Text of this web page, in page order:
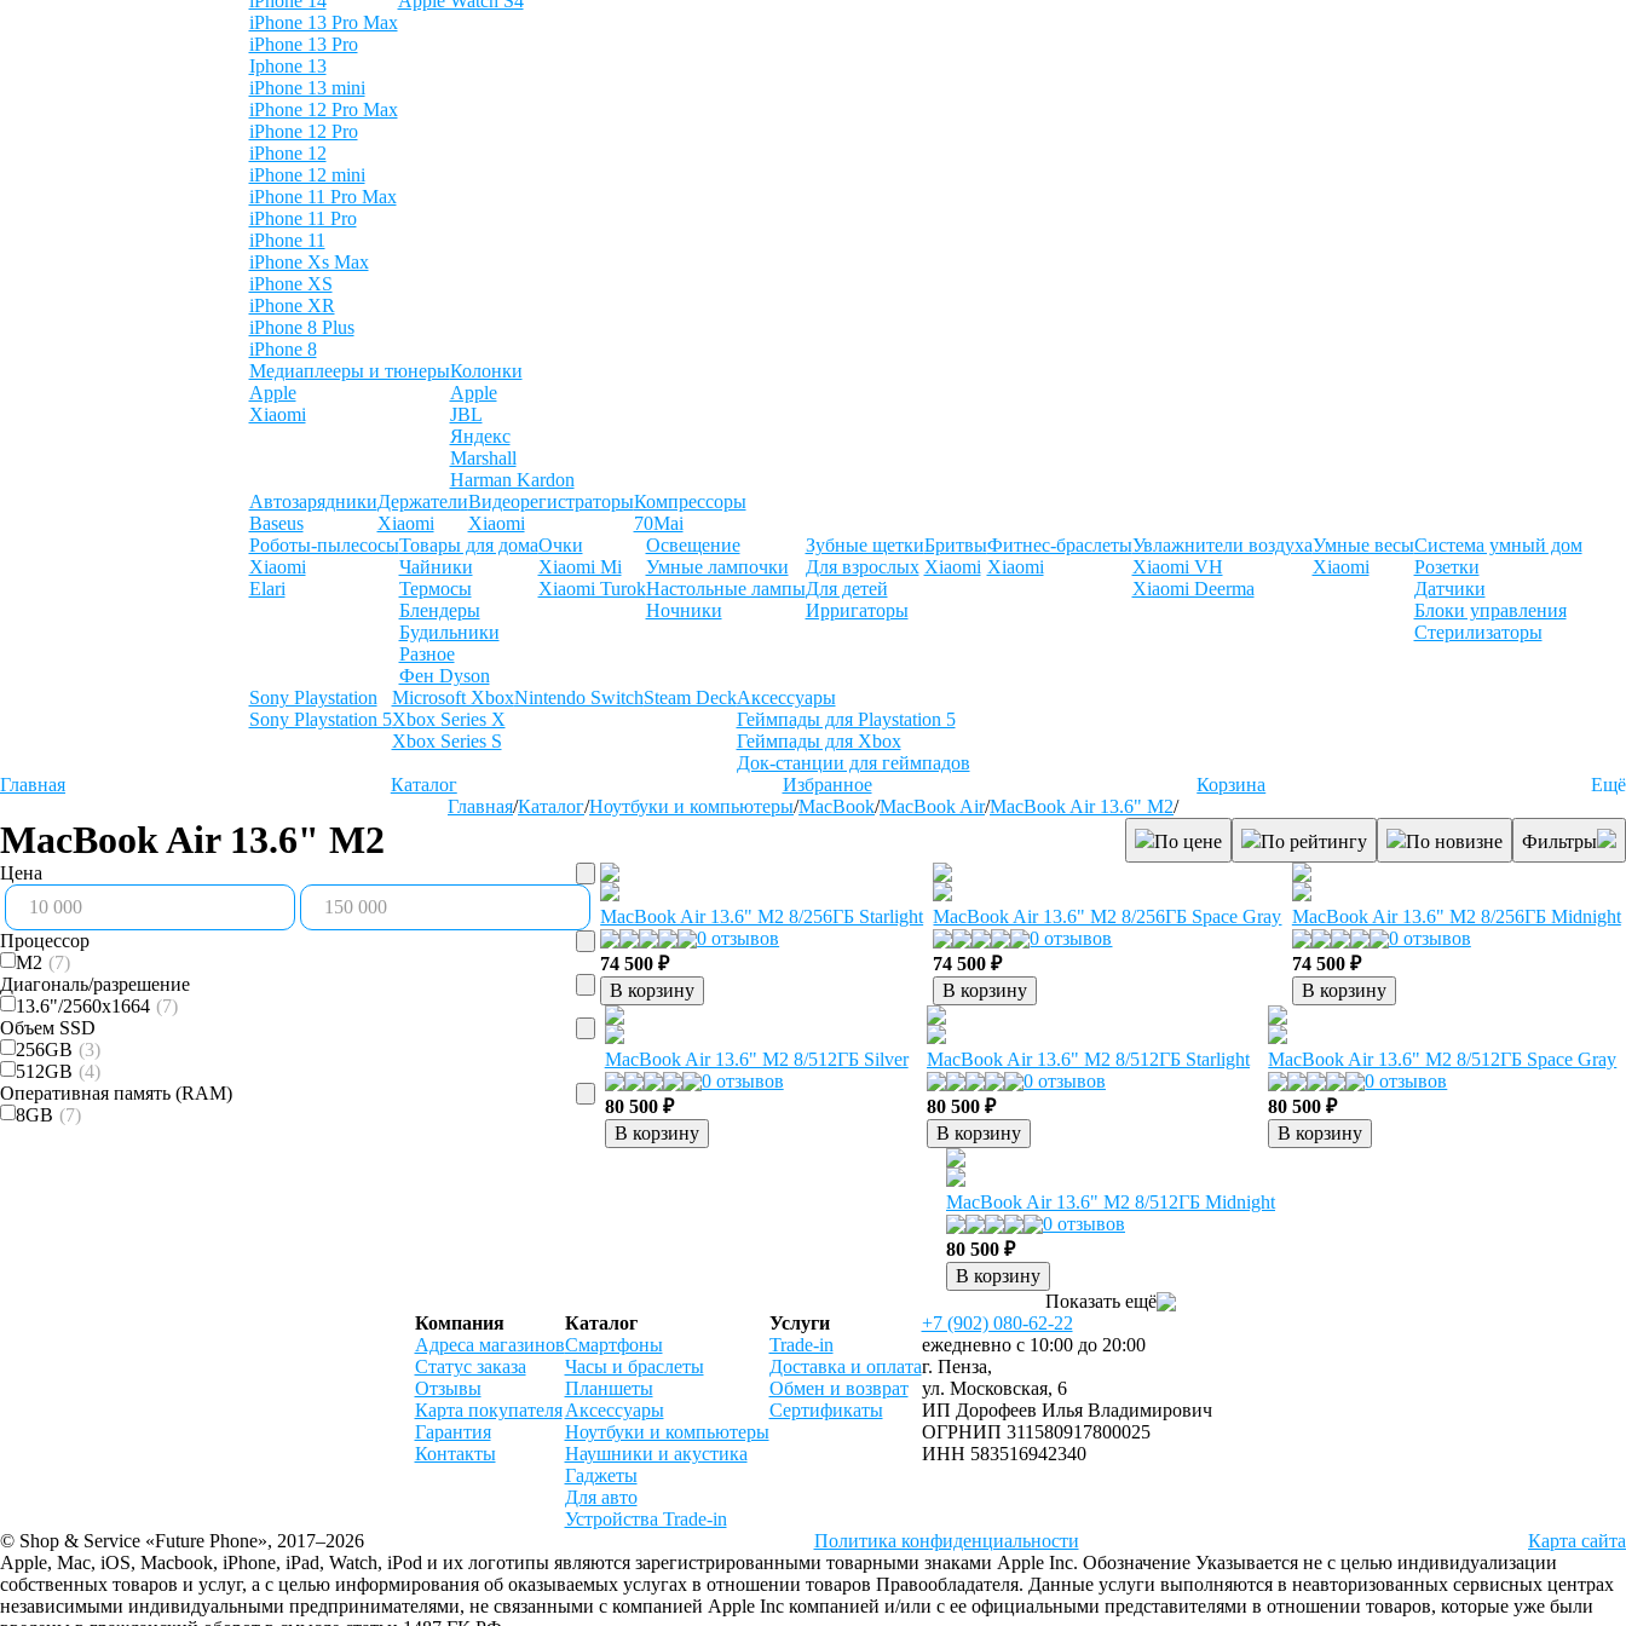
iPhone 13 Pro Max
iPhone 13 Pro
Iphone 13
iPhone 13 mini
iPhone 12 Pro Max
iPhone 12 Pro
iPhone 12
iPhone 12 mini
iPhone 11 Pro Max
iPhone 11 Pro
iPhone 11
iPhone Xs Max
iPhone XS
iPhone XR
iPhone 8 Plus
iPhone 8
Медиаплееры и тюнеры
Apple
Xiaomi
Колонки
Apple
JBL
Яндекс
Marshall
Harman Kardon
Автозарядники
Baseus
Держатели
Xiaomi
Видеорегистраторы
Xiaomi
Компрессоры
70Mai
Роботы-пылесосы
Xiaomi
Elari
Товары для дома
Чайники
Термосы
Блендеры
Будильники
Разное
Фен Dyson
Очки
Xiaomi Mi
Xiaomi Turok
Освещение
Умные лампочки
Настольные лампы
Ночники
Зубные щетки
Для взрослых
Для детей
Ирригаторы
Бритвы
Xiaomi
Фитнес-браслеты
Xiaomi
Увлажнители воздуха
Xiaomi VH
Xiaomi Deerma
Умные весы
Xiaomi
Система умный дом
Розетки
Датчики
Блоки управления
Стерилизаторы
Sony Playstation
Sony Playstation 5
Microsoft Xbox
Xbox Series X
Xbox Series S
Nintendo SwitchSteam DeckАксессуары
Геймпады для Playstation 5
Геймпады для Xbox
Док-станции для геймпадов
Главная
Каталог Избранное Корзина
Ещё
Главная/Каталог/Ноутбуки и компьютеры/MacBook/MacBook Air/MacBook Air 13.6" M2/
MacBook Air 13.6" M2 По цене По рейтингу По новизне
Фильтры
Цена
Процессор
M2 (7)
Диагональ/разрешение
13.6"/2560x1664 (7)
Объем SSD
256GB (3)
512GB (4)
Оперативная память (RAM)
8GB (7)
MacBook Air 13.6" M2 8/256ГБ Starlight
0 отзывов
74 500 ₽
В корзину
MacBook Air 13.6" M2 8/256ГБ Space Gray
0 отзывов
74 500 ₽
В корзину
MacBook Air 13.6" M2 8/256ГБ Midnight
0 отзывов
74 500 ₽
В корзину
MacBook Air 13.6" M2 8/512ГБ Silver
0 отзывов
80 500 ₽
В корзину
MacBook Air 13.6" M2 8/512ГБ Starlight
0 отзывов
80 500 ₽
В корзину
MacBook Air 13.6" M2 8/512ГБ Space Gray
0 отзывов
80 500 ₽
В корзину
MacBook Air 13.6" M2 8/512ГБ Midnight
0 отзывов
80 500 ₽
В корзину
Показать ещё
Компания
Адреса магазинов
Статус заказа
Отзывы
Карта покупателя
Гарантия
Контакты
Каталог
Смартфоны
Часы и браслеты
Планшеты
Аксессуары
Ноутбуки и компьютеры
Наушники и акустика
Гаджеты
Для авто
Устройства Trade-in
Услуги
Trade-in
Доставка и оплата
Обмен и возврат
Сертификаты
+7 (902) 080-62-22
ежедневно с 10:00 до 20:00
г. Пенза,
ул. Московская, 6
ИП Дорофеев Илья Владимирович
ОГРНИП 311580917800025
ИНН 583516942340
© Shop & Service «Future Phone», 2017–2026 Политика конфиденциальности
Карта сайта
Apple, Mac, iOS, Macbook, iPhone, iPad, Watch, iPod и их логотипы являются зарегистрированными товарными знаками Apple Inc. Обозначение Указывается не с целью индивидуализации
собственных товаров и услуг, а с целью информирования об оказываемых услугах в отношении товаров Правообладателя. Данные услуги выполняются в неавторизованных сервисных центрах
независимыми индивидуальными предпринимателями, не связанными с компанией Apple Inc компанией и/или с ее официальными представителями в отношении товаров, которые уже были